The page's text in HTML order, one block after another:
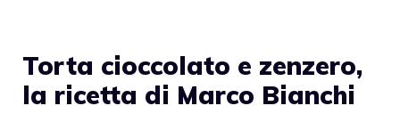
Torta cioccolato e zenzero,
la ricetta di Marco Bianchi